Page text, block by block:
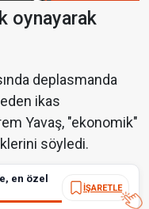
oynayarak
deplasmanda
ikas
Yavaş, "ekonomik"
söyledi.
en özel
İŞARETLE